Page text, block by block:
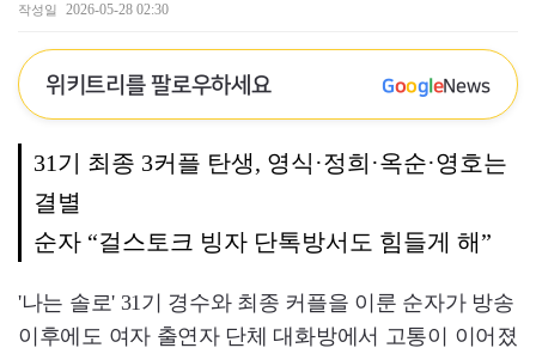
작성일 2026-05-28 02:30
위키트리를 팔로우하세요 GoogleNews
31기 최종 3커플 탄생, 영식·정희·옥순·영호는
결별
순자 “걸스토크 빙자 단톡방서도 힘들게 해”
'나는 솔로' 31기 경수와 최종 커플을 이룬 순자가 방송
이후에도 여자 출연자 단체 대화방에서 고통이 이어졌